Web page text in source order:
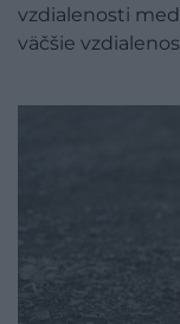
vzdialenosti
väčšie